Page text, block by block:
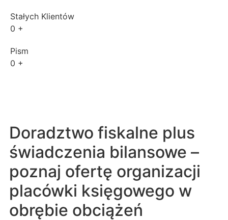
Stałych Klientów
0 +
Pism
0 +
Doradztwo fiskalne plus
świadczenia bilansowe –
poznaj ofertę organizacji
placówki księgowego w
obrębie obciążeń